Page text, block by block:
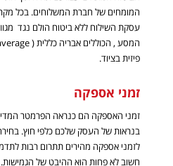
המומחים של חברת המשלוחים. בכל
עסקת השילוח ללא ביטוח הולם נגד
המסע , הכוללים אבריה כללית (
פיזית בציוד.
זמני אספקה
זמני האספקה הם כנראה הפרמטר
בנראות של העסק שלכם כלפי חוץ.
לזמני אספקה מהירים תתרום רבות
חשוב לא פחות הוא ההיבט של